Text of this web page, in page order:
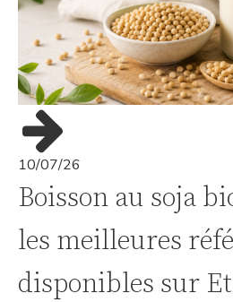
10/07/26
Boisson au soja
les meilleures
disponibles sur